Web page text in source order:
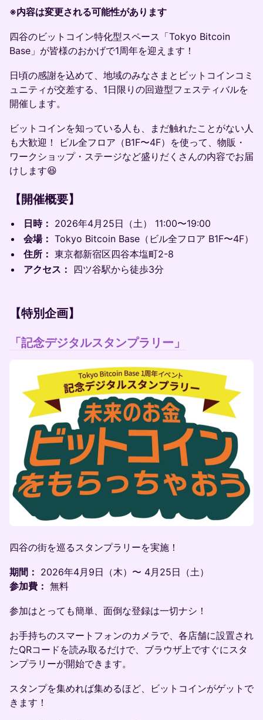
※内容は変更される可能性があります
四谷のビットコイン特化型スペース「Tokyo Bitcoin
Base」が皆様のおかげで1周年を迎えます！
日頃の感謝を込めて、地域のみなさまとビットコインコミ
ュニティが交差する、1日限りの回遊型フェスティバルを
開催します。
ビットコインを知っている人も、まだ触れたことがない人
も大歓迎！ ビル全フロア（B1F〜4F）を使って、物販・
ワークショップ・ステージなど盛りだくさんの内容でお届
けします😆
​【開催概要】
日時： 2026年4月25日（土） 11:00〜19:00
会場： Tokyo Bitcoin Base（ビル全フロア B1F〜4F）
住所： 東京都新宿区四谷本塩町2-8
アクセス：
四ツ谷駅から徒歩3分
【特別企画】
「記念デジタルスタンプラリー」
​四谷の街を巡るスタンプラリーを実施！
期間： 2026年4月9日（木）〜 4月25日（土）
参加費： 無料
​参加はとっても簡単、面倒な登録は一切ナシ！
​お手持ちのスマートフォンのカメラで、各店舗に設置され
たQRコードを読み取るだけで、ブラウザ上ですぐにスタ
ンプラリーが開始できます。
​スタンプを集めれば集めるほど、ビットコインがゲットで
きます！